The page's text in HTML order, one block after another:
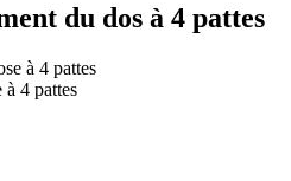
du dos à 4 pattes
4 pattes